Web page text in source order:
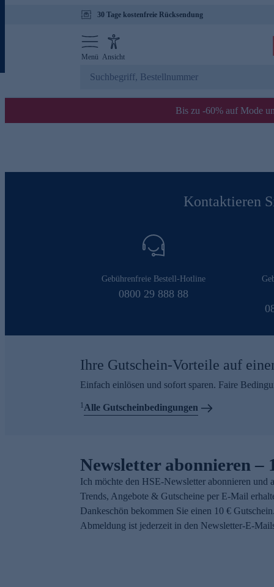
30 Tage kostenfreie Rücksendung
Menü Ansicht
Bis zu -60% auf Mode
Kontaktieren
Gebührenfreie Bestell-Hotline
0800 29 888 88
Ihre Gutschein-Vorteile auf
Einfach einlösen und sofort sparen. Faire
1Alle Gutscheinbedingungen
Newsletter abonnieren –
Ich möchte den HSE-Newsletter abonnieren und
Trends, Angebote & Gutscheine per E-Mail
Dankeschön bekommen Sie einen 10 €
Abmeldung ist jederzeit in den Newsletter-E-